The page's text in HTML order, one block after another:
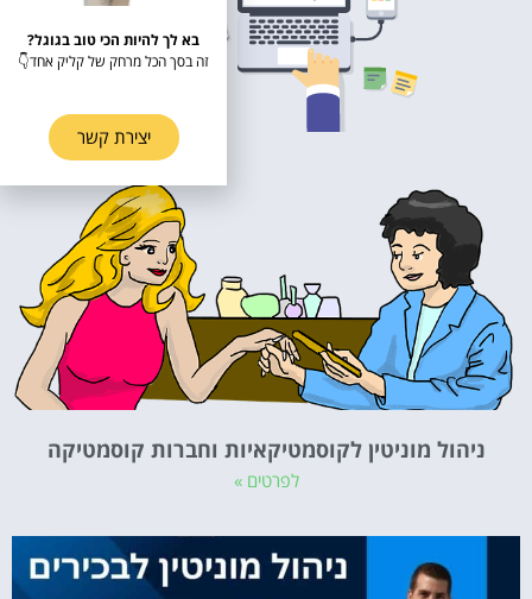
ניהול מוניטין לקוסמטיקאיות וחברות קוסמטיקה
לפרטים »
בא לך להיות הכי טוב בגוגל?
זה בסך הכל מרחק של קליק אחד👇
יצירת קשר